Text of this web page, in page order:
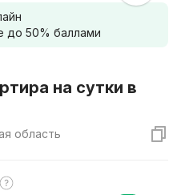
до 50% баллами
на сутки в
область